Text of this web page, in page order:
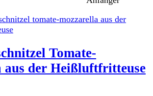
Tomate-
aus der Heißluftfritteuse